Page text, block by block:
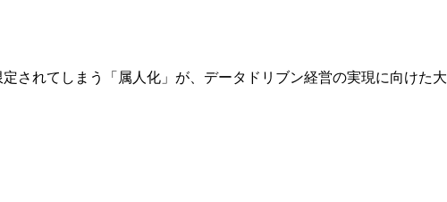
されてしまう「属人化」が、データドリブン経営の実現に向けた